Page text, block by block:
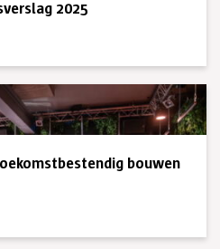
2025
bouwen